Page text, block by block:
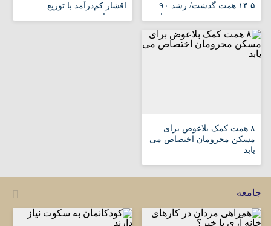
۱۴.۵ همت گذشت/ رشد ۹۰
درصدی نسبت به مدت مشابه
اقشار کم‌درآمد با توزیع
بسته‌های معیشتی
۸ همت کمک بلاعوض برای
مسکن محرومان اختصاص می
یابد
جامعه